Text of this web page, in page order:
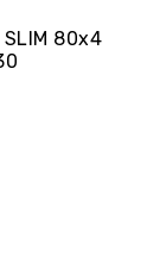
80x4